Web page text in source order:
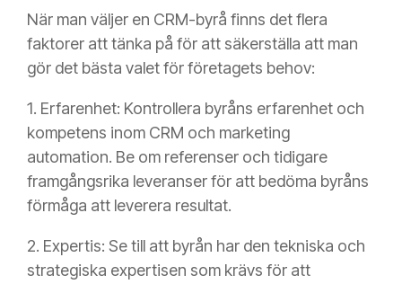
När man väljer en CRM-byrå finns det flera
faktorer att tänka på för att säkerställa att man
gör det bästa valet för företagets behov:
1. Erfarenhet: Kontrollera byråns erfarenhet och
kompetens inom CRM och marketing
automation. Be om referenser och tidigare
framgångsrika leveranser för att bedöma byråns
förmåga att leverera resultat.
2. Expertis: Se till att byrån har den tekniska och
strategiska expertisen som krävs för att